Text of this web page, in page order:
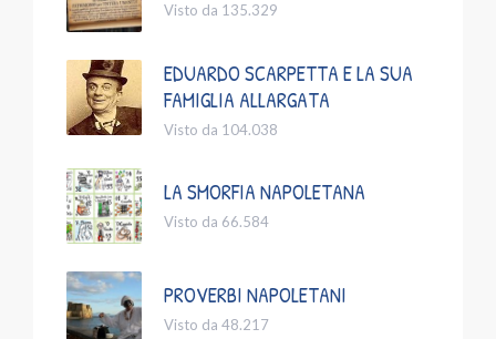
Visto da 135.329
EDUARDO SCARPETTA E LA SUA
FAMIGLIA ALLARGATA
Visto da 104.038
LA SMORFIA NAPOLETANA
Visto da 66.584
PROVERBI NAPOLETANI
Visto da 48.217